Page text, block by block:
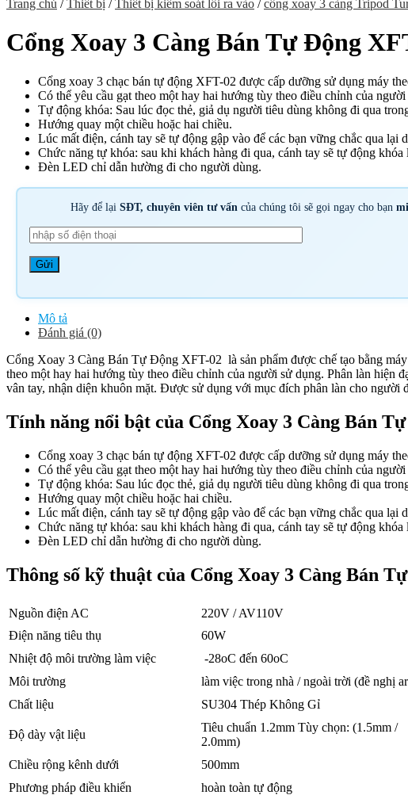
Trang chủ / Thiết bị / Thiết bị kiểm soát lối ra vào / cổng xoay 3 càng Tripod
Cổng Xoay 3 Càng Bán Tự Động
Cổng xoay 3 chạc bán tự động XFT-02 được cấp dưỡng sử dụng máy
Có thể yêu cầu gạt theo một hay hai hướng tùy theo điều chỉnh của người
Tự động khóa: Sau lúc đọc thẻ, giả dụ người tiêu dùng không đi qua
Hướng quay một chiều hoặc hai chiều.
Lúc mất điện, cánh tay sẽ tự động gập vào để các bạn vững chắc qua lại
Chức năng tự khóa: sau khi khách hàng đi qua, cánh tay sẽ tự động khóa
Đèn LED chỉ dẫn hường đi cho người dùng.
Hãy để lạiSĐT, chuyên viên tư vấncủa chúng tôi sẽ gọi ngay cho bạn
Mô tả
Đánh giá (0)
Cổng Xoay 3 Càng Bán Tự Động XFT-02 là sản phẩm được chế tạo bằng
theo một hay hai hướng tùy theo điều chỉnh của người sử dụng. Phân làn hiện
vân tay, nhận diện khuôn mặt. Được sử dụng với mục đích phân làn cho
Tính năng nổi bật của Cổng Xoay 3 Càng Bán
Cổng xoay 3 chạc bán tự động XFT-02 được cấp dưỡng sử dụng máy
Có thể yêu cầu gạt theo một hay hai hướng tùy theo điều chỉnh của người
Tự động khóa: Sau lúc đọc thẻ, giả dụ người tiêu dùng không đi qua
Hướng quay một chiều hoặc hai chiều.
Lúc mất điện, cánh tay sẽ tự động gập vào để các bạn vững chắc qua lại
Chức năng tự khóa: sau khi khách hàng đi qua, cánh tay sẽ tự động khóa
Đèn LED chỉ dẫn hường đi cho người dùng.
Thông số kỹ thuật của Cổng Xoay 3 Càng Bán
Nguồn điện AC
220V / AV110V
Điện năng tiêu thụ
60W
Nhiệt độ môi trường làm việc
-28oC đến 60oC
Môi trường
làm việc trong nhà / ngoài trời (đề nghị
Chất liệu
SU304 Thép Không Gỉ
Độ dày vật liệu
Tiêu chuẩn 1.2mm Tùy chọn: (1.5mm /
2.0mm)
Chiều rộng kênh dưới
500mm
Phương pháp điều khiển
hoàn toàn tự động